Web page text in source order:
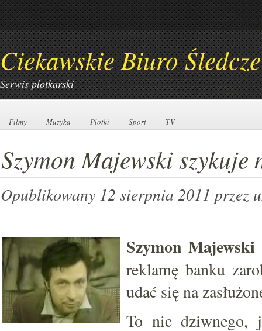
Ciekawskie Biuro Śledcze
Serwis plotkarski
Filmy
Filmy Muzyka
Muzyka Plotki
Plotki Sport
Sport TV
TV
Szymon Majewski szykuje
Opublikowany 12 sierpnia 2011 przez
Szymon Majewski
reklamę banku
udać się na
To nic dziwnego,